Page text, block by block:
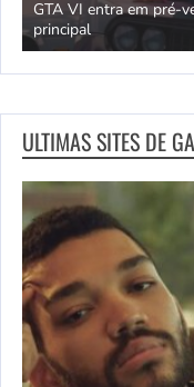
GTA VI entra em pré-
principal
ULTIMAS SITES DE